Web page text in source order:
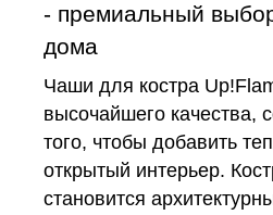
- премиальный
дома
Чаши для костра
высочайшего качества,
того, чтобы добавить
открытый интерьер.
становится